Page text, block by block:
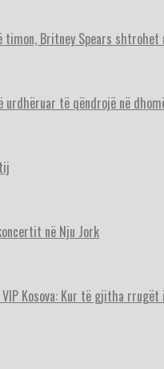
timon, Britney Spears
urdhëruar të qëndrojë në
në Nju Jork
Kosova: Kur të gjitha